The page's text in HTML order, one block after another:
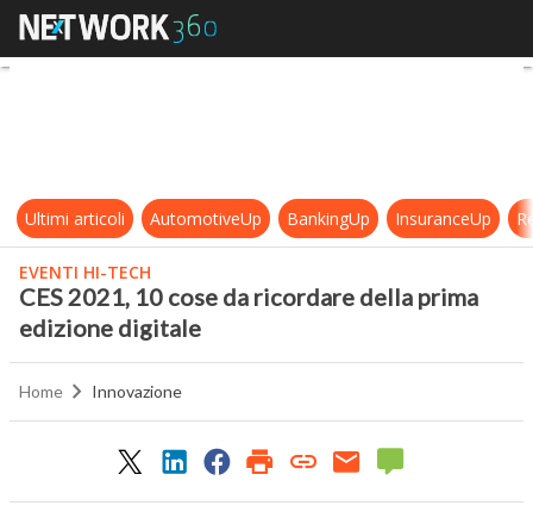
CES 2021, 10 cose da ricordare
Ultimi articoli AutomotiveUp BankingUp InsuranceUp
EVENTI HI-TECH
CES 2021, 10 cose da ricordare della prima
edizione digitale
Home Innovazione